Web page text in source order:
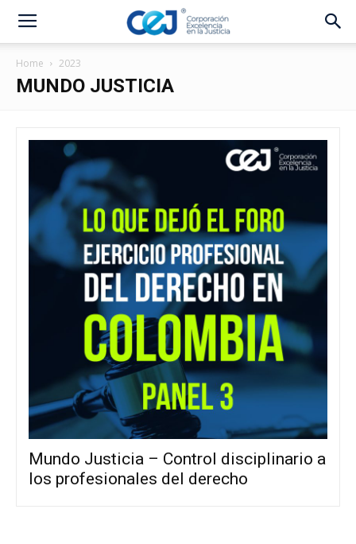
Home 2023
MUNDO JUSTICIA
Mundo Justicia – Control disciplinario a
los profesionales del derecho